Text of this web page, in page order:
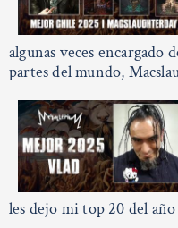
algunas veces
partes del mundo,
les dejo mi top 20 del año